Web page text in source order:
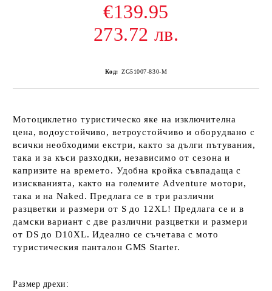
€139.95
273.72 лв.
Код: ZG51007-830-M
Мотоциклетно туристическо яке на изключителна
цена, водоустойчиво, ветроустойчиво и оборудвано с
всички необходими екстри, както за дълги пътувания,
така и за къси разходки, независимо от сезона и
капризите на времето. Удобна кройка съвпадаща с
изискванията, както на големите Adventure мотори,
така и на Naked. Предлага се в три различни
разцветки и размери от S до 12XL! Предлага се и в
дамски вариант с две различни разцветки и размери
от DS до D10XL. Идеално се съчетава с мото
туристическия панталон GMS Starter.
Размер дрехи: